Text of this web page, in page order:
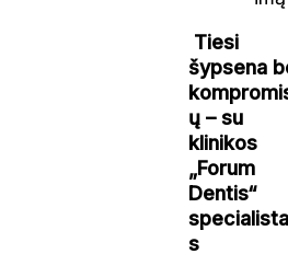
Tiesi
šypsena
ų – su
klinikos
„Forum
Dentis“
s